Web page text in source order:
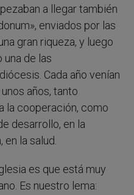
a llegar también
enviados por las
gran riqueza, y luego
una de las
Cada año venían
años, tanto
la cooperación, como
desarrollo, en la
en la salud.
es que está muy
Es nuestro lema: